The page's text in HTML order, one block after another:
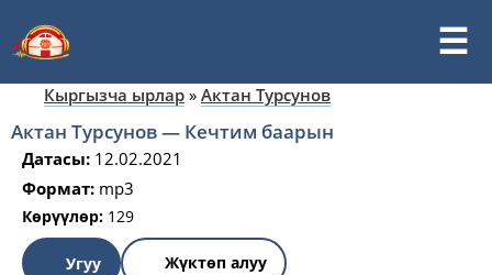
Кыргызча ырлар » Актан Турсунов
Актан Турсунов — Кечтим баарын
Датасы: 12.02.2021
Формат: mp3
Көрүүлөр: 129
Угуу Жүктөп алуу